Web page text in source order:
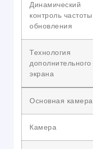
Динамический
контроль частоты
обновления
Технология
дополнительного
экрана
Основная камера
Камера